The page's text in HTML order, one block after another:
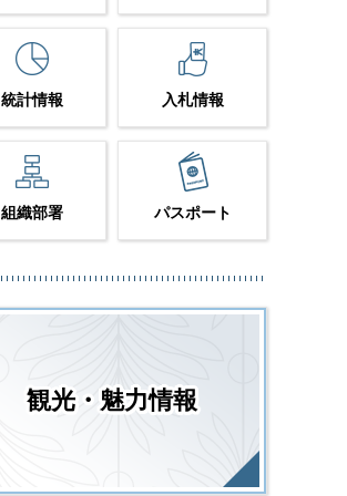
統計情報 入札情報
組織部署 パスポート
観光・魅力情報